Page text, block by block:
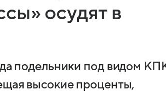
осудят в
подельники под видом
высокие проценты,